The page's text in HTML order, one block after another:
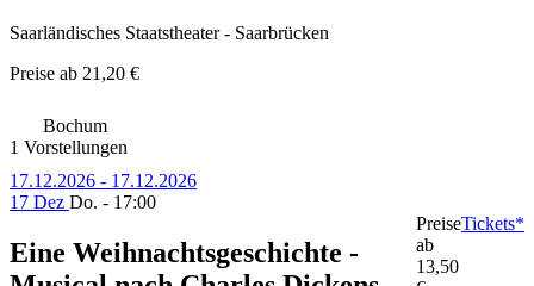
Saarländisches Staatstheater - Saarbrücken
Preise ab 21,20 €
Bochum
1 Vorstellungen
17.12.2026 - 17.12.2026
17 Dez Do. - 17:00
Eine Weihnachtsgeschichte -
Preise
ab
13,50
Tickets*